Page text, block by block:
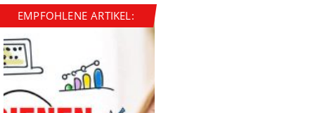
EMPFOHLENE ARTIKEL: